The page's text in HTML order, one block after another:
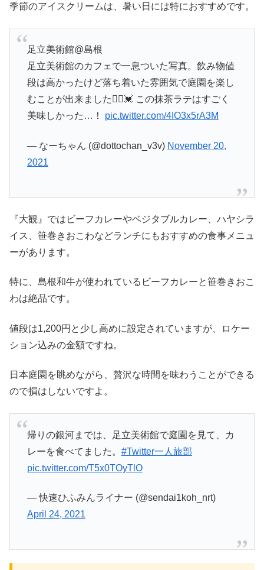
季節のアイスクリームは、暑い日には特におすすめです。
足立美術館@島根
足立美術館のカフェで一息ついた写真。飲み物値
段は高かったけど落ち着いた雰囲気で庭園を楽し
むことが出来ました🙆‍♀️💓 この抹茶ラテはすごく
美味しかった…！ pic.twitter.com/4IO3x5rA3M
— なーちゃん (@dottochan_v3v) November 20,
2021
『大観』ではビーフカレーやベジタブルカレー、ハヤシラ
イス、笹巻きおこわなどランチにもおすすめの食事メニュ
ーがあります。
特に、島根和牛が使われているビーフカレーと笹巻きおこ
わは絶品です。
値段は1,200円と少し高めに設定されていますが、ロケー
ション込みの金額ですね。
日本庭園を眺めながら、贅沢な時間を味わうことができる
ので損はしないですよ。
帰りの銀河までは、足立美術館で庭園を見て、カ
レーを食べてました。 #Twitter一人旅部
pic.twitter.com/T5x0TOyTlO
— 快速ひふみんライナー (@sendai1koh_nrt)
April 24, 2021